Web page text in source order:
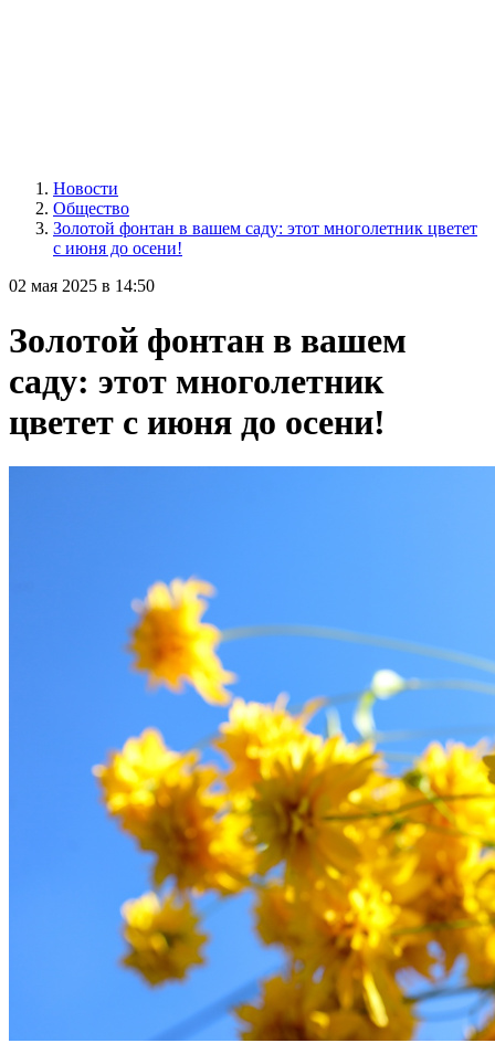
Новости
Общество
Золотой фонтан в вашем саду: этот многолетник цветет
с июня до осени!
02 мая 2025 в 14:50
Золотой фонтан в вашем
саду: этот многолетник
цветет с июня до осени!